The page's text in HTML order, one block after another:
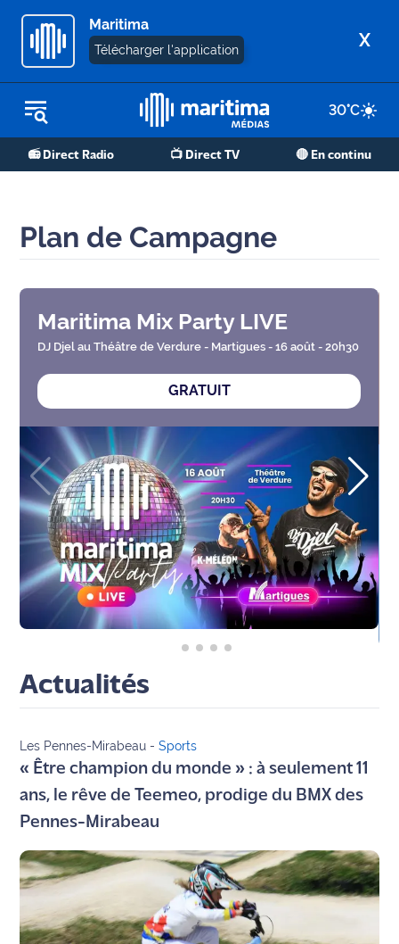
Maritima
Télécharger l'application X
30°C
📻 Direct Radio 📺 Direct TV 🔴 En continu
REPLAY RADIO
REPLAY TV
Martigues
de Berre
Marseille
- Aix
Agenda
Faits
divers
Sports
Société
Culture
Éducation
Emploi
Environnement
Info
route
Justice
Loisirs
Plan de Campagne
Maritima Mix Party LIVE
DJ Djel au Théâtre de Verdure - Martigues - 16 août - 20h30
GRATUIT
Actualités
Les Pennes-Mirabeau -Sports
« Être champion du monde » : à seulement 11
ans, le rêve de Teemeo, prodige du BMX des
Pennes-Mirabeau